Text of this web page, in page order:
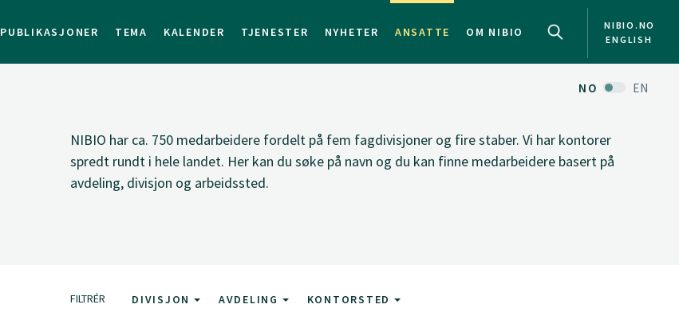
PUBLIKASJONER TEMA KALENDER TJENESTER NYHETER ANSATTE OM NIBIO
NIBIO.NO
ENGLISH
NO EN
NIBIO har ca. 750 medarbeidere fordelt på fem fagdivisjoner og fire staber. Vi har kontorer
spredt rundt i hele landet. Her kan du søke på navn og du kan finne medarbeidere basert på
avdeling, divisjon og arbeidssted.
FILTRÉR DIVISJON AVDELING KONTORSTED